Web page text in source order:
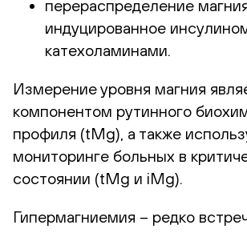
перераспределение
индуцированное
катехоламинами.
Измерение уровня магния
компонентом рутинного
профиля (tMg), а также
мониторинге больных в
состоянии (tMg и iMg).
Гипермагниемия – редко